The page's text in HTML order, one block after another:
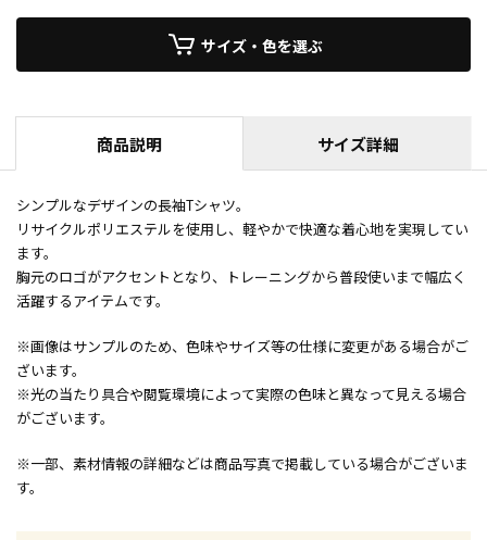
サイズ・色を選ぶ
商品説明 サイズ詳細
シンプルなデザインの長袖Tシャツ。
リサイクルポリエステルを使用し、軽やかで快適な着心地を実現してい
ます。
胸元のロゴがアクセントとなり、トレーニングから普段使いまで幅広く
活躍するアイテムです。
※画像はサンプルのため、色味やサイズ等の仕様に変更がある場合がご
ざいます。
※光の当たり具合や閲覧環境によって実際の色味と異なって見える場合
がございます。
※一部、素材情報の詳細などは商品写真で掲載している場合がございま
す。